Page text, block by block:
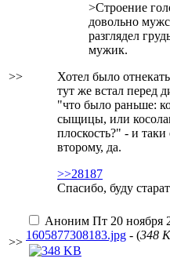
>>
>Строение
довольно
разглядел
мужик.
Хотел было
тут же встал перед
"что было раньше:
сыщицы, или
плоскость?" - и
второму, да.
>>28187
Спасибо, буду
>>
Аноним Пт 20 ноября
1605877308183.jpg - (348